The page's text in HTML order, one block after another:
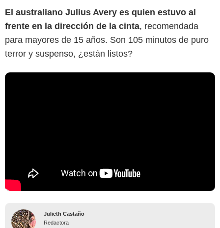
El australiano Julius Avery es quien estuvo al
frente en la dirección de la cinta, recomendada
para mayores de 15 años. Son 105 minutos de puro
terror y suspenso, ¿están listos?
Julieth Castaño
Redactora